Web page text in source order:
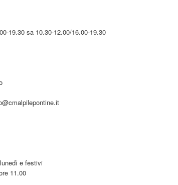
19.30 sa 10.30-12.00/16.00-19.30
e festivi
11.00